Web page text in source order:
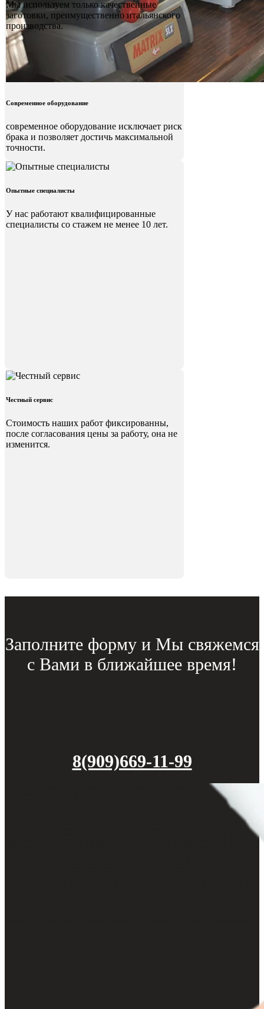
Современное оборудование
современное оборудование исключает риск
брака и позволяет достичь максимальной
точности.
Мы используем только качественные
заготовки, преимущественно итальянского
производства.
Опытные специалисты
У нас работают квалифицированные
специалисты со стажем не менее 10 лет.
Честный сервис
Стоимость наших работ фиксированны,
после согласования цены за работу, она не
изменится.
Заполните форму и Мы свяжемся
с Вами в ближайшее время!
8(909)669-11-99